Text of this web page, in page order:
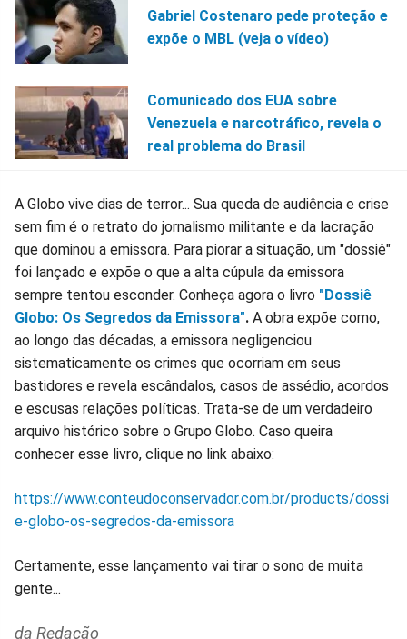
Gabriel Costenaro pede proteção e
expõe o MBL (veja o vídeo)
Comunicado dos EUA sobre
Venezuela e narcotráfico, revela o
real problema do Brasil
A Globo vive dias de terror... Sua queda de audiência e crise
sem fim é o retrato do jornalismo militante e da lacração
que dominou a emissora. Para piorar a situação, um "dossiê"
foi lançado e expõe o que a alta cúpula da emissora
sempre tentou esconder. Conheça agora o livro "Dossiê
Globo: Os Segredos da Emissora". A obra expõe como,
ao longo das décadas, a emissora negligenciou
sistematicamente os crimes que ocorriam em seus
bastidores e revela escândalos, casos de assédio, acordos
e escusas relações políticas. Trata-se de um verdadeiro
arquivo histórico sobre o Grupo Globo. Caso queira
conhecer esse livro, clique no link abaixo:
https://www.conteudoconservador.com.br/products/dossi
e-globo-os-segredos-da-emissora
Certamente, esse lançamento vai tirar o sono de muita
gente...
da Redação